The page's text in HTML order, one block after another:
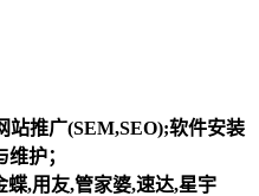
站推广(SEM,SEO);软件安装
护；
,用友,管家婆,速达,星宇